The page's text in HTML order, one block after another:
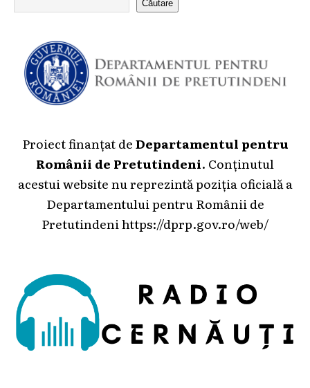
Căutare
Proiect finanțat deDepartamentul pentru
Românii de Pretutindeni. Conținutul
acestui website nu reprezintă poziția oficială a
Departamentului pentru Românii de
Pretutindeni https://dprp.gov.ro/web/